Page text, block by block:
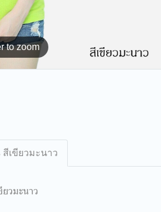
to zoom
เขียวมะนาว
วมะนาว